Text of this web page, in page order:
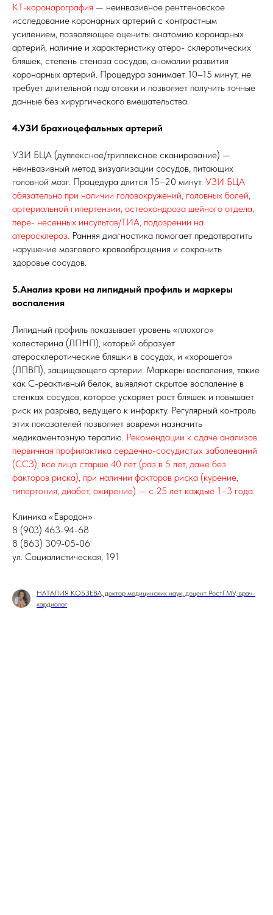
КТ-коронарография — неинвазивное рентгеновское
исследование коронарных артерий с контрастным
усилением, позволяющее оценить: анатомию коронарных
артерий, наличие и характеристику атеро- склеротических
бляшек, степень стеноза сосудов, аномалии развития
коронарных артерий. Процедура занимает 10–15 минут, не
требует длительной подготовки и позволяет получить точные
данные без хирургического вмешательства.
4.УЗИ брахиоцефальных артерий
УЗИ БЦА (дуплексное/триплексное сканирование) —
неинвазивный метод визуализации сосудов, питающих
головной мозг. Процедура длится 15–20 минут. УЗИ БЦА
обязательно при наличии головокружений, головных болей,
артериальной гипертензии, остеохондроза шейного отдела,
пере- несенных инсультов/ТИА, подозрении на
атеросклероз. Ранняя диагностика помогает предотвратить
нарушение мозгового кровообращения и сохранить
здоровье сосудов.
5.Анализ крови на липидный профиль и маркеры
воспаления
Липидный профиль показывает уровень «плохого»
холестерина (ЛПНП), который образует
атеросклеротические бляшки в сосудах, и «хорошего»
(ЛПВП), защищающего артерии. Маркеры воспаления, такие
как С-реактивный белок, выявляют скрытое воспаление в
стенках сосудов, которое ускоряет рост бляшек и повышает
риск их разрыва, ведущего к инфаркту. Регулярный контроль
этих показателей позволяет вовремя назначить
медикаментозную терапию. Рекомендации к сдаче анализов:
первичная профилактика сердечно-сосудистых заболеваний
(ССЗ); все лица старше 40 лет (раз в 5 лет, даже без
факторов риска), при наличии факторов риска (курение,
гипертония, диабет, ожирение) — с 25 лет каждые 1–3 года.
Клиника «Евродон»
8 (903) 463-94-68
8 (863) 309-05-06
ул. Социалистическая, 191
НАТАЛИЯ КОБЗЕВА, доктор медицинских наук, доцент РостГМУ, врач-
кардиолог